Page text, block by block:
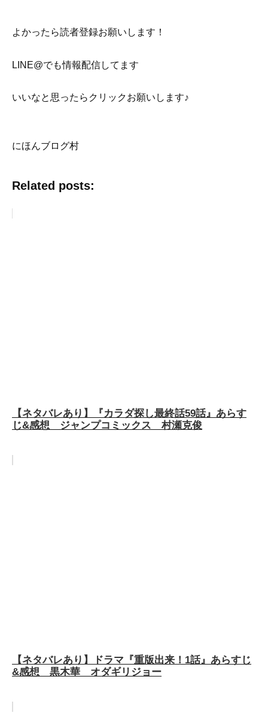
よかったら読者登録お願いします！
LINE@でも情報配信してます
いいなと思ったらクリックお願いします♪
にほんブログ村
Related posts:
【ネタバレあり】『カラダ探し最終話59話』あらす
じ&感想 ジャンプコミックス 村瀬克俊
【ネタバレあり】ドラマ『重版出来！1話』あらすじ
&感想 黒木華 オダギリジョー